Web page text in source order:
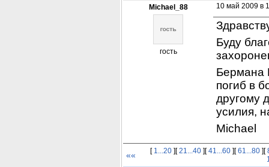
Michael_88
гость
10 май 2009 в
Буду
Бермана
погиб в
другому
усилия,
Michael
«« [ 1...20][21...40][41...60][61...80][